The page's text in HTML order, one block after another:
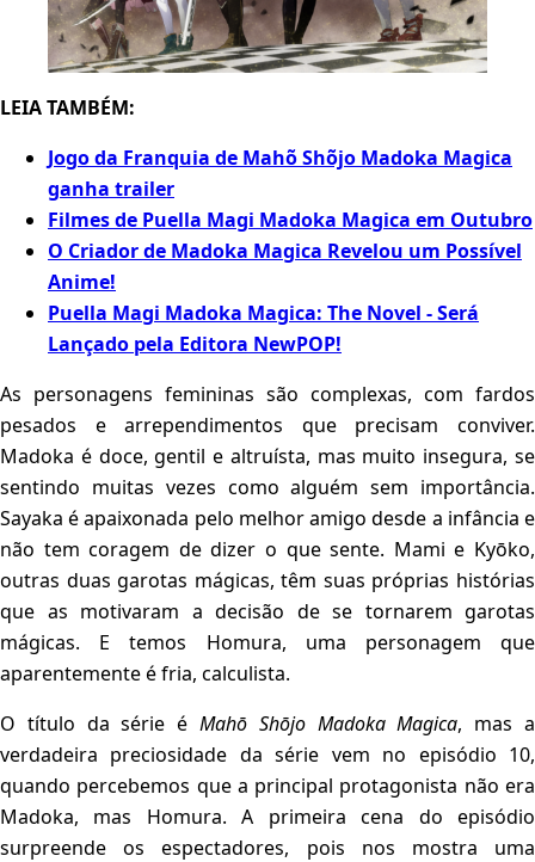
LEIA TAMBÉM:
Jogo da Franquia de Mahõ Shõjo Madoka Magica
ganha trailer
Filmes de Puella Magi Madoka Magica em Outubro
O Criador de Madoka Magica Revelou um Possível
Anime!
Puella Magi Madoka Magica: The Novel - Será
Lançado pela Editora NewPOP!
As personagens femininas são complexas, com fardos
pesados e arrependimentos que precisam conviver.
Madoka é doce, gentil e altruísta, mas muito insegura, se
sentindo muitas vezes como alguém sem importância.
Sayaka é apaixonada pelo melhor amigo desde a infância e
não tem coragem de dizer o que sente. Mami e Kyōko,
outras duas garotas mágicas, têm suas próprias histórias
que as motivaram a decisão de se tornarem garotas
mágicas. E temos Homura, uma personagem que
aparentemente é fria, calculista.
O título da série é Mahō Shōjo Madoka Magica, mas a
verdadeira preciosidade da série vem no episódio 10,
quando percebemos que a principal protagonista não era
Madoka, mas Homura. A primeira cena do episódio
surpreende os espectadores, pois nos mostra uma